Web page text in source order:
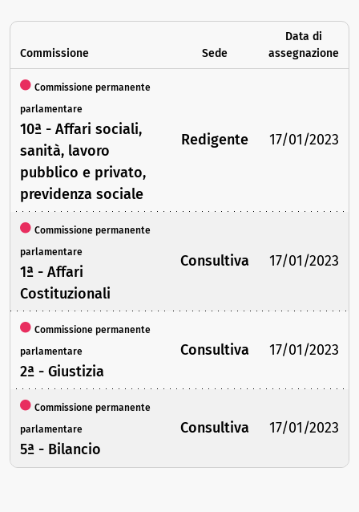
Commissione Sede
Data di
assegnazione
Commissione permanente
parlamentare
10ª - Affari sociali,
sanità, lavoro
pubblico e privato,
previdenza sociale
Redigente 17/01/2023
Commissione permanente
parlamentare
1ª - Affari
Costituzionali
Consultiva 17/01/2023
Commissione permanente
parlamentare
2ª - Giustizia
Consultiva 17/01/2023
Commissione permanente
parlamentare
5ª - Bilancio
Consultiva 17/01/2023